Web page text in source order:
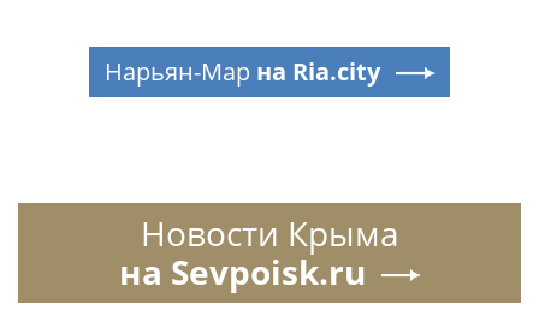
Нарьян-Мар на Ria.city
Новости Крыма
на Sevpoisk.ru